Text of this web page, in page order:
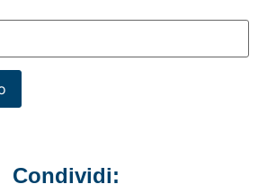
Condividi: